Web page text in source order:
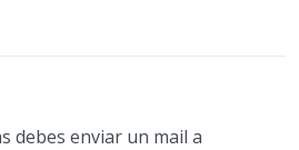
debes enviar un mail a